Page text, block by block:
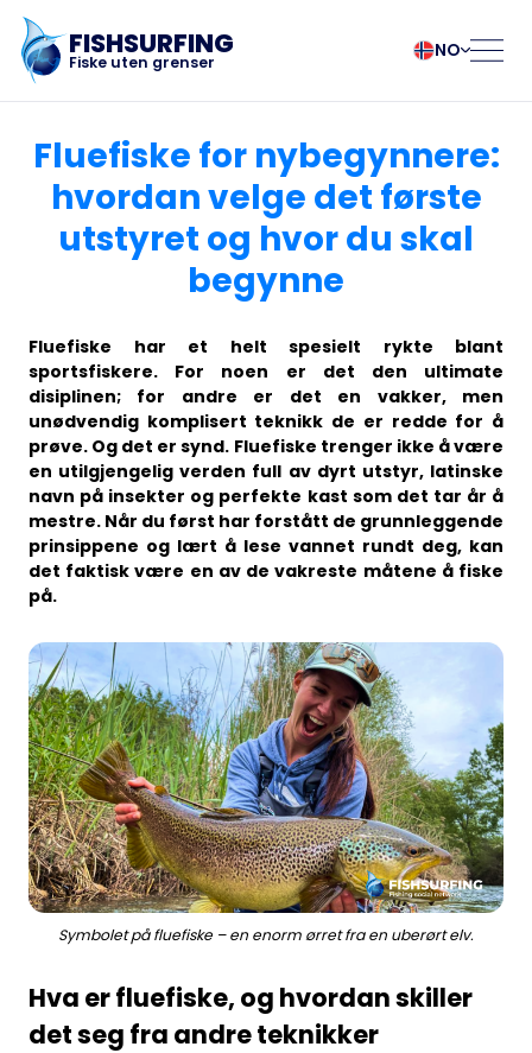
FISHSURFING
Fiske uten grenser
NO
български
Čeština
Dansk
Deutsch
English
Español
Italiano
Magyar
Nederlands
Polski
Português
Românesc
Svenska
Türk
Українська
Hjem
Om appen
Fishsurfing
Business
Fluefiske for nybegynnere:
hvordan velge det første
utstyret og hvor du skal
begynne
Fluefiske har et helt spesielt rykte blant
sportsfiskere. For noen er det den ultimate
disiplinen; for andre er det en vakker, men
unødvendig komplisert teknikk de er redde for å
prøve. Og det er synd. Fluefiske trenger ikke å være
en utilgjengelig verden full av dyrt utstyr, latinske
navn på insekter og perfekte kast som det tar år å
mestre. Når du først har forstått de grunnleggende
prinsippene og lært å lese vannet rundt deg, kan
det faktisk være en av de vakreste måtene å fiske
på.
Symbolet på fluefiske – en enorm ørret fra en uberørt elv.
Hva er fluefiske, og hvordan skiller
det seg fra andre teknikker